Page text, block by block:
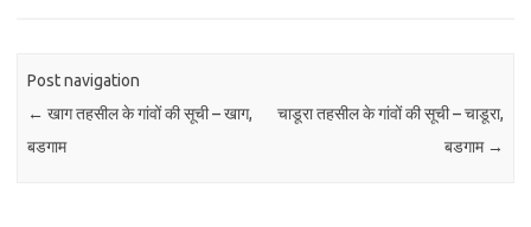
Post navigation
← खाग तहसील के गांवों की सूची – खाग,
बडगाम
चाडूरा तहसील के गांवों की सूची – चाडूरा,
बडगाम →